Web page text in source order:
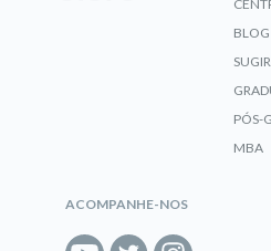
PÓS-
MBA
ACOMPANHE-NOS